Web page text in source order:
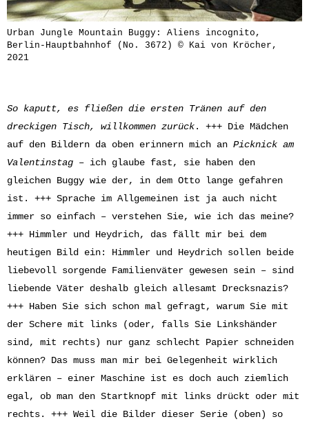
Urban Jungle Mountain Buggy: Aliens incognito,
Berlin-Hauptbahnhof (No. 3672) © Kai von Kröcher,
2021
So kaputt, es fließen die ersten Tränen auf den
dreckigen Tisch, willkommen zurück. +++ Die Mädchen
auf den Bildern da oben erinnern mich an Picknick am
Valentinstag – ich glaube fast, sie haben den
gleichen Buggy wie der, in dem Otto lange gefahren
ist. +++ Sprache im Allgemeinen ist ja auch nicht
immer so einfach – verstehen Sie, wie ich das meine?
+++ Himmler und Heydrich, das fällt mir bei dem
heutigen Bild ein: Himmler und Heydrich sollen beide
liebevoll sorgende Familienväter gewesen sein – sind
liebende Väter deshalb gleich allesamt Drecksnazis?
+++ Haben Sie sich schon mal gefragt, warum Sie mit
der Schere mit links (oder, falls Sie Linkshänder
sind, mit rechts) nur ganz schlecht Papier schneiden
können? Das muss man mir bei Gelegenheit wirklich
erklären – einer Maschine ist es doch auch ziemlich
egal, ob man den Startknopf mit links drückt oder mit
rechts. +++ Weil die Bilder dieser Serie (oben) so